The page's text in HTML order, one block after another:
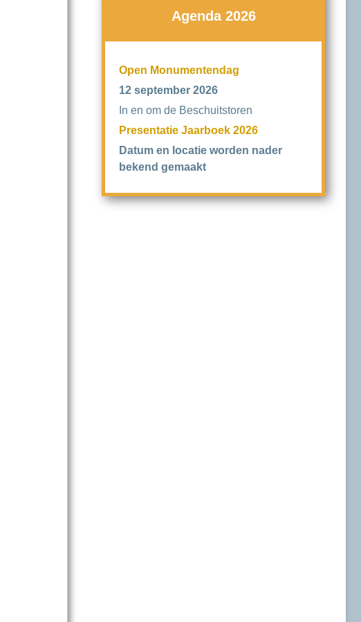
Contact
Agenda 2026
Open Monumentendag
12 september 2026
In en om de Beschuitstoren
Presentatie Jaarboek 2026
Datum en locatie worden nader
bekend gemaakt